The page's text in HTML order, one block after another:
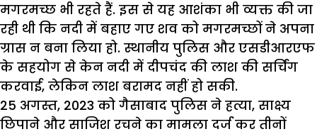
मगरमच्छ भी रहते हैं. इस से यह आशंका भी व्यक्त की जा
रही थी कि नदी में बहाए गए शव को मगरमच्छों ने अपना
ग्रास न बना लिया हो. स्थानीय पुलिस और एसडीआरएफ
के सहयोग से केन नदी में दीपचंद की लाश की सर्चिंग
करवाई, लेकिन लाश बरामद नहीं हो सकी.
25 अगस्त, 2023 को गैसाबाद पुलिस ने हत्या, साक्ष्य
छिपाने और साजिश रचने का मामला दर्ज कर तीनों